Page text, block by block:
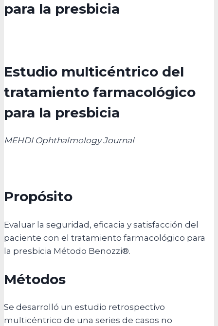
para la presbicia​
Estudio multicéntrico del
tratamiento farmacológico
para la presbicia​
MEHDI Ophthalmology Journal​
Propósito
Evaluar la seguridad, eficacia y satisfacción del
paciente con el tratamiento farmacológico para
la presbicia Método Benozzi®.
Métodos
Se desarrolló un estudio retrospectivo
multicéntrico de una series de casos no